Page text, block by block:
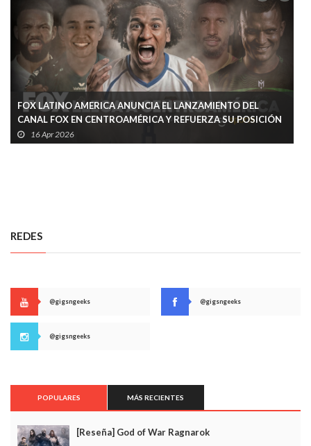
FOX LATINO AMERICA ANUNCIA EL LANZAMIENTO DEL
CANAL FOX EN CENTROAMÉRICA Y REFUERZA SU POSICIÓN
EN LA REGIÓN
16 Apr 2026
REDES
@gigsngeeks @gigsngeeks
@gigsngeeks
POPULARES MÁS RECIENTES
[Reseña] God of War Ragnarok